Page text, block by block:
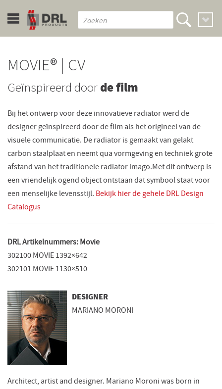
MOVIE® | CV
Geïnspireerd doorde film
Bij het ontwerp voor deze innovatieve radiator werd de
designer geïnspireerd door de film als het origineel van de
visuele communicatie. De radiator is gemaakt van gelakt
carbon staalplaat en neemt qua vormgeving en techniek grote
afstand van het traditionele radiator imago.Met dit ontwerp is
een vriendelijk ogend object ontstaan dat symbool staat voor
een menselijke levensstijl. Bekijk hier de gehele DRL Design
Catalogus
DRL Artikelnummers: Movie
302100 MOVIE 1392×642
302101 MOVIE 1130×510
DESIGNER
MARIANO MORONI
Architect, artist and designer. Mariano Moroni was born in